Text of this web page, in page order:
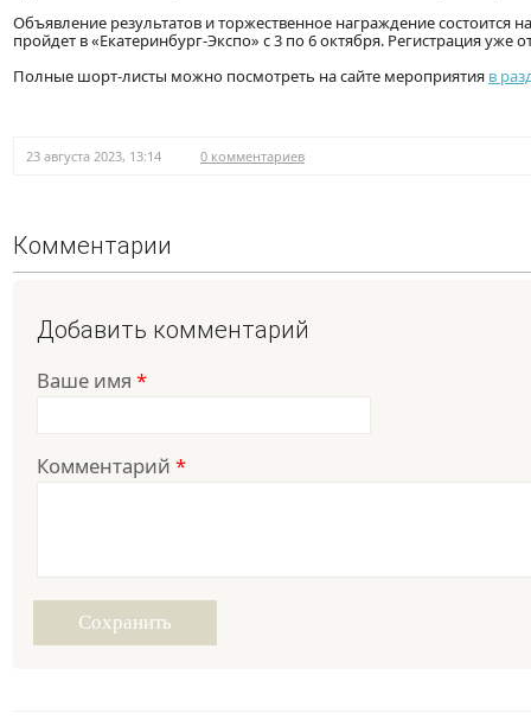
Объявление результатов и торжественное награждение
пройдет в «Екатеринбург-Экспо» с 3 по 6 октября. Регистрация уже
Полные шорт-листы можно посмотреть на сайте мероприятия в
23 августа 2023, 13:14 0 комментариев
Комментарии
Добавить комментарий
Ваше имя *
Комментарий *